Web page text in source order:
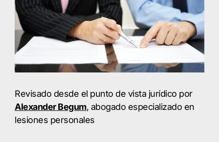
Revisado desde el punto de vista jurídico por
Alexander Begum, abogado especializado en
lesiones personales